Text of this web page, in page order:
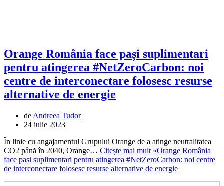
Orange România face pași suplimentari
pentru atingerea #NetZeroCarbon: noi
centre de interconectare folosesc resurse
alternative de energie
de Andreea Tudor
24 iulie 2023
În linie cu angajamentul Grupului Orange de a atinge neutralitatea
CO2 până în 2040, Orange… Citește mai mult »Orange România
face pași suplimentari pentru atingerea #NetZeroCarbon: noi centre
de interconectare folosesc resurse alternative de energie